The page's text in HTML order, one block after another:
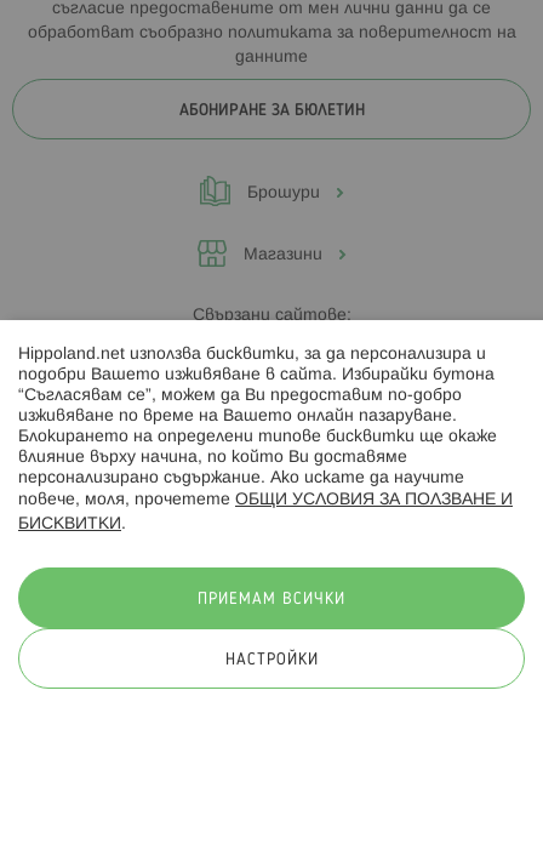
съгласие предоставените от мен лични данни да се
обработват съобразно политиката за поверителност на
данните
АБОНИРАНЕ ЗА БЮЛЕТИН
Брошури
Магазини
Свързани сайтове:
Hippoland.ro
Последвайте ни:
© 2026 Hippoland.net. Всички права запазени
Hippoland.net използва бисквитки, за да персонализира и
подобри Вашето изживяване в сайта. Избирайки бутона
“Съгласявам се”, можем да Ви предоставим по-добро
изживяване по време на Вашето онлайн пазаруване.
Блокирането на определени типове бисквитки ще окаже
влияние върху начина, по който Ви доставяме
персонализирано съдържание. Ако искате да научите
повече, моля, прочетете ОБЩИ УСЛОВИЯ ЗА ПОЛЗВАНЕ И
БИСКВИТКИ .
ПРИЕМАМ ВСИЧКИ
НАСТРОЙКИ